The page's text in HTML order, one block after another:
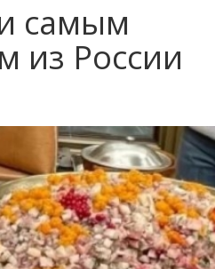
самым
из России